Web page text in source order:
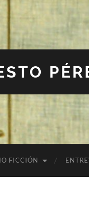
FICCIÓN